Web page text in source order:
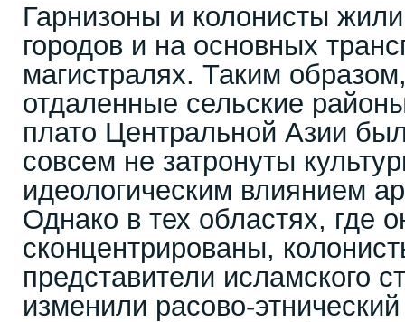
Гарнизоны и колонисты
городов и на основных
магистралях. Таким
отдаленные сельские
плато Центральной Азии
совсем не затронуты
идеологическим влиянием
Однако в тех областях, где
сконцентрированы,
представители исламского
изменили расово-